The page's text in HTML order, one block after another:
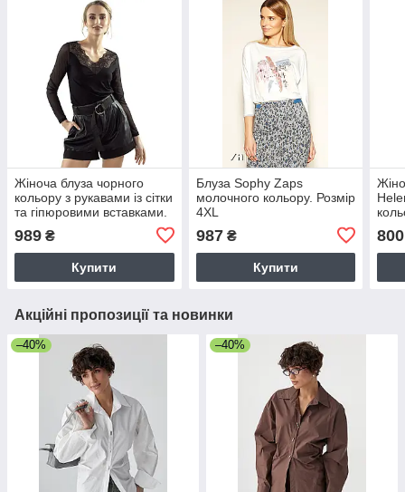
Жіноча блуза чорного
кольору з рукавами із сітки
та гіпюровими вставками.
989 ₴
Купити
Блуза Sophy Zaps
молочного кольору. Розмір
4XL
987₴
Купити
800
Акційні пропозиції та новинки
–40% –40%